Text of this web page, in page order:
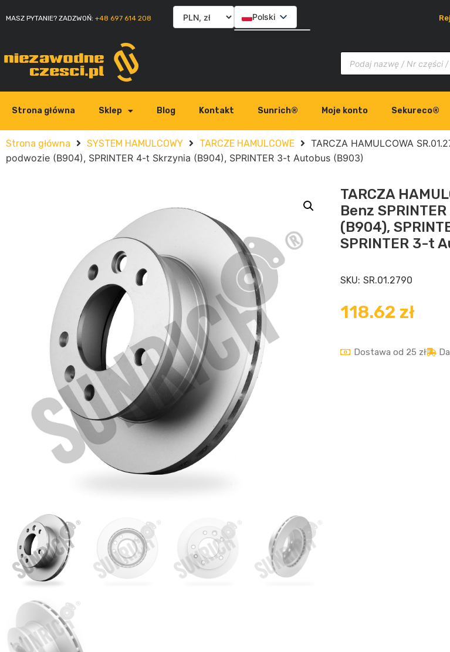
MASZ PYTANIE? ZADZWOŃ: +48 697 614 208 Polski
Strona główna Sklep Blog Kontakt Sunrich® Moje konto Sekureco®
Strona główna SYSTEM HAMULCOWY TARCZE HAMULCOWE
TARCZA HAMULCOWA
podwozie (B904), SPRINTER 4-t Skrzynia (B904), SPRINTER 3-t Autobus (B903)
TARCZA
Benz
(B904),
SPRINTER 3-t
SKU: SR.01.2790
118.62 zł
Dostawa od 25 zł